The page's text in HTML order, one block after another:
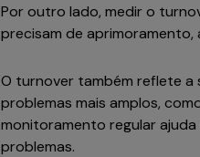
Por outro lado, medir o
precisam de
O turnover também reflete a
problemas mais amplos,
monitoramento regular
problemas.